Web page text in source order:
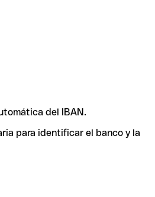
del IBAN.
para identificar el banco y la